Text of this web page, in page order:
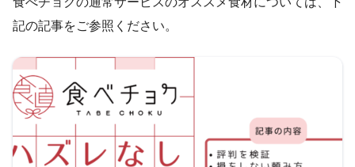
記の記事をご参照ください。